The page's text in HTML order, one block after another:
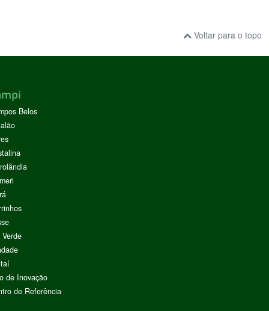
Voltar para o topo
Belos
de Inovação
de Referência